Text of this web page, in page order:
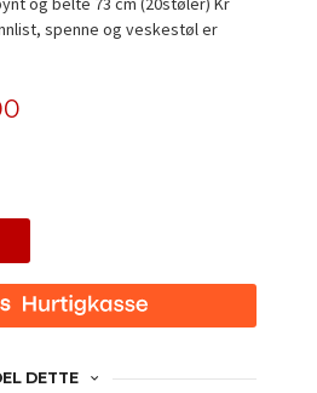
spenne og veskestøl er
DETTE